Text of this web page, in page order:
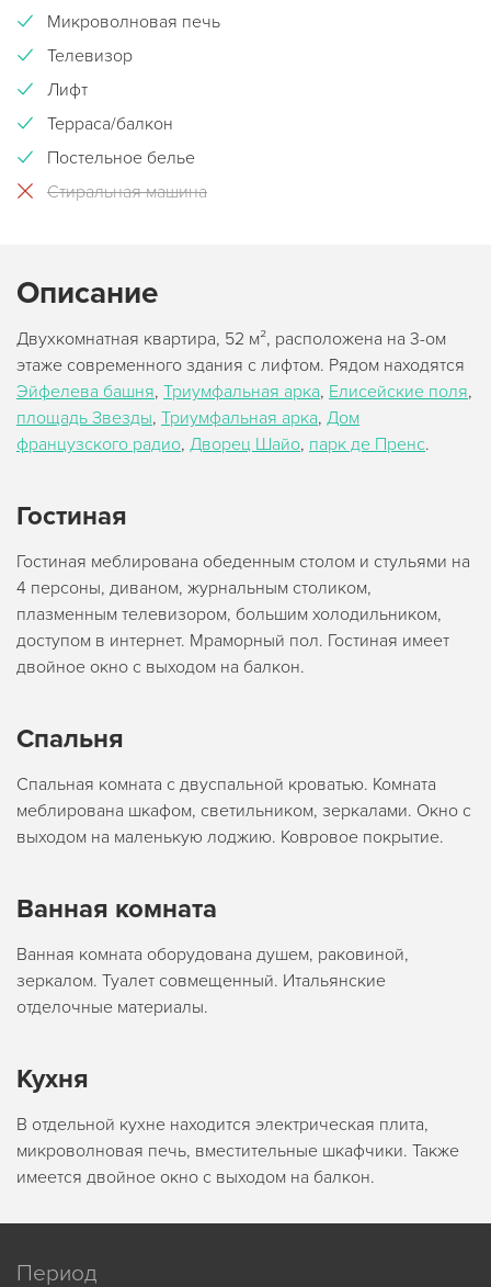
Микроволновая печь
Телевизор
Лифт
Терраса/балкон
Постельное белье
Стиральная машина
Описание
Двухкомнатная квартира, 52 м², расположена на 3-ом
этаже современного здания с лифтом. Рядом находятся
Эйфелева башня, Триумфальная арка, Елисейские поля,
площадь Звезды, Триумфальная арка, Дом
французского радио, Дворец Шайо, парк де Пренс.
Гостиная
Гостиная меблирована обеденным столом и стульями на
4 персоны, диваном, журнальным столиком,
плазменным телевизором, большим холодильником,
доступом в интернет. Мраморный пол. Гостиная имеет
двойное окно с выходом на балкон.
Спальня
Спальная комната с двуспальной кроватью. Комната
меблирована шкафом, светильником, зеркалами. Окно с
выходом на маленькую лоджию. Ковровое покрытие.
Ванная комната
Ванная комната оборудована душем, раковиной,
зеркалом. Туалет совмещенный. Итальянские
отделочные материалы.
Кухня
В отдельной кухне находится электрическая плита,
микроволновая печь, вместительные шкафчики. Также
имеется двойное окно с выходом на балкон.
Период